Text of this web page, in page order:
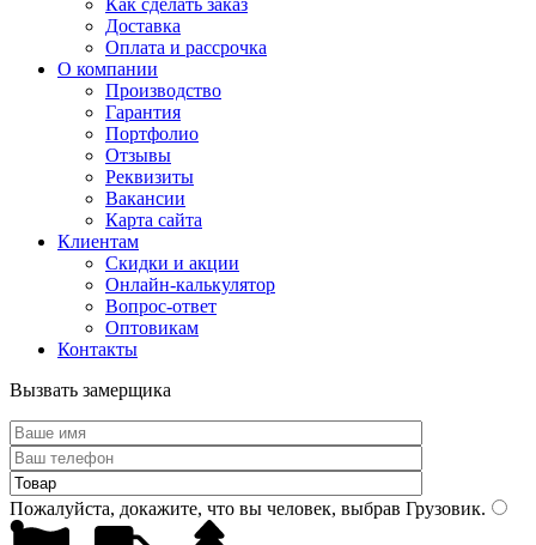
Как сделать заказ
Доставка
Оплата и рассрочка
О компании
Производство
Гарантия
Портфолио
Отзывы
Реквизиты
Вакансии
Карта сайта
Клиентам
Скидки и акции
Онлайн-калькулятор
Вопрос-ответ
Оптовикам
Контакты
Вызвать замерщика
Пожалуйста, докажите, что вы человек, выбрав Грузовик.